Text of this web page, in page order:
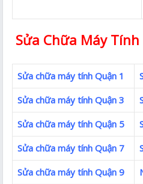
Sửa Chữa Máy
Sửa chữa máy tính Quận 1
Sửa chữa máy tính Quận 3
Sửa chữa máy tính Quận 5
Sửa chữa máy tính Quận 7
Sửa chữa máy tính Quận 9